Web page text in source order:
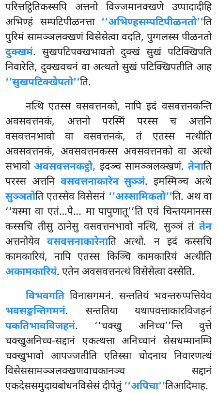
परित्तट्ठितिकस्सपि अत्तनो विज्जमानक्खणे उप्पादादीहि
अभिण्हं सम्पटिपीळनत्ता ‘‘अभिण्हसम्पटिपीळनतो’’ति
पुरिमं सामञ्ञलक्खणं विसेसेत्वा वदति, पुग्गलस्स पीळनतो
दुक्खमं. सुखपटिपक्खभावतो दुक्खं सुखं पटिक्खिपति
निवारेति, दुक्खवचनं वा अत्थतो सुखं पटिक्खिपतीति आह
‘‘सुखपटिक्खेपतो’’ति.
नत्थि एतस्स वसवत्तनको, नापि इदं वसवत्तनकन्ति
अवसवत्तनकं, अत्तनो परस्मिं परस्स च अत्तनि
वसवत्तनभावो वा वसवत्तनकं, तं एतस्स नत्थीति
अवसवत्तनकं, अवसवत्तनकस्स अवसवत्तनको वा अत्थो
सभावोअवसवत्तनकट्ठो, इदञ्च सामञ्ञलक्खणं. तेनाति
परस्स अत्तनि वसवत्तनाकारेन सुञ्ञं. इमस्मिञ्च अत्थे
सुञ्ञतोति एतस्सेवविसेसनं ‘‘अस्सामिकतो’’ति. अथ वा
‘‘यस्मा वा एतं…पे… मा पापुणातू’’ति एवं चिन्तयमानस्स
कस्सचि तीसु ठानेसु वसवत्तनभावो नत्थि, सुञ्ञं तं तेन
अत्तनोयेववसवत्तनाकारेनाति अत्थो. न इदं कस्सचि
कामकारियं, नापि एतस्स किञ्चि कामकारियं अत्थीति
अकामकारियं. एतेन अवसवत्तनत्थं विसेसेत्वा दस्सेति.
विभवगतिविनासगमनं. सन्ततियं भवन्तरुप्पत्तियेव
भवसङ्कन्तिगमनं. सन्ततिया यथापवत्ताकारविजहनं
पकतिभावविजहनं. ‘‘चक्खु अनिच्च’’न्ति वुत्ते
चक्खुअनिच्च-सद्दानं एकत्थत्ता अनिच्चानं सेसधम्मानम्पि
चक्खुभावो आपज्जतीति एतिस्सा चोदनाय निवारणत्थं
विसेससामञ्ञलक्खणवाचकानञ्च सद्दानं
एकदेससमुदायबोधनविसेसं दीपेतुं‘‘अपिचा’’तिआदिमाह.